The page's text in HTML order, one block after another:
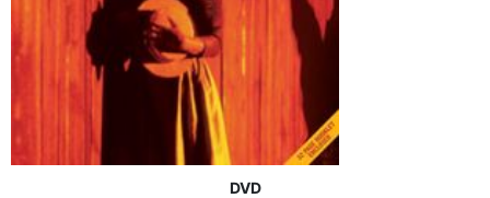
DVD